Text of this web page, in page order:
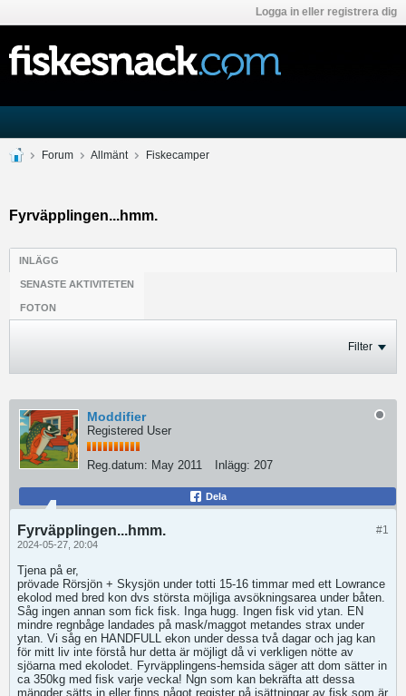
Logga in eller registrera dig
Forum Allmänt Fiskecamper
Fyrväpplingen...hmm.
INLÄGG
SENASTE AKTIVITETEN
FOTON
Filter
Moddifier
Registered User
Reg.datum: May 2011 Inlägg: 207
Dela
#1
Fyrväpplingen...hmm.
2024-05-27, 20:04
Tjena på er,
prövade Rörsjön + Skysjön under totti 15-16 timmar med ett Lowrance
ekolod med bred kon dvs största möjliga avsökningsarea under båten.
Såg ingen annan som fick fisk. Inga hugg. Ingen fisk vid ytan. EN
mindre regnbåge landades på mask/maggot metandes strax under
ytan. Vi såg en HANDFULL ekon under dessa två dagar och jag kan
för mitt liv inte förstå hur detta är möjligt då vi verkligen nötte av
sjöarna med ekolodet. Fyrväpplingens-hemsida säger att dom sätter in
ca 350kg med fisk varje vecka! Ngn som kan bekräfta att dessa
mängder sätts in eller finns något register på isättningar av fisk som är